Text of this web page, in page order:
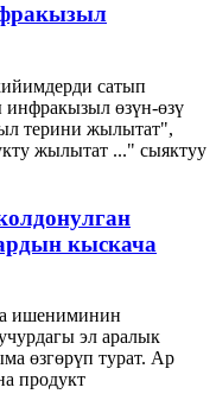
сатып
өзүн-өзү
терини жылытат",
жылытат ..." сыяктуу
кыскача
ишениминин
эл аралык
өзгөрүп турат. Ар
продукт